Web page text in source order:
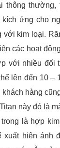
thông thường,
kích ứng cho
kim loại.
các hoạt
với nhiều đối
lên đến 10 –
hàng
này đó là
là hợp
xuất hiện ánh